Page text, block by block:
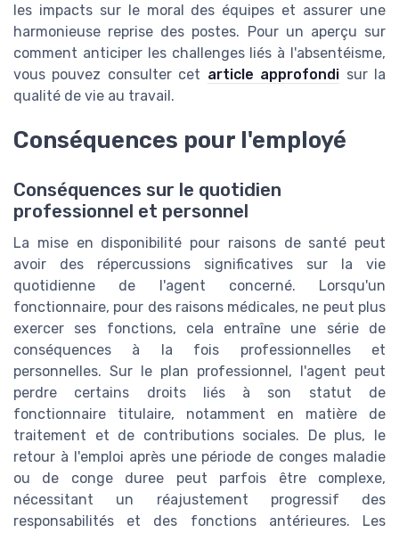
les impacts sur le moral des équipes et assurer une
harmonieuse reprise des postes. Pour un aperçu sur
comment anticiper les challenges liés à l'absentéisme,
vous pouvez consulter cet article approfondi sur la
qualité de vie au travail.
Conséquences pour l'employé
Conséquences sur le quotidien
professionnel et personnel
La mise en disponibilité pour raisons de santé peut
avoir des répercussions significatives sur la vie
quotidienne de l'agent concerné. Lorsqu'un
fonctionnaire, pour des raisons médicales, ne peut plus
exercer ses fonctions, cela entraîne une série de
conséquences à la fois professionnelles et
personnelles. Sur le plan professionnel, l'agent peut
perdre certains droits liés à son statut de
fonctionnaire titulaire, notamment en matière de
traitement et de contributions sociales. De plus, le
retour à l'emploi après une période de conges maladie
ou de conge duree peut parfois être complexe,
nécessitant un réajustement progressif des
responsabilités et des fonctions antérieures. Les